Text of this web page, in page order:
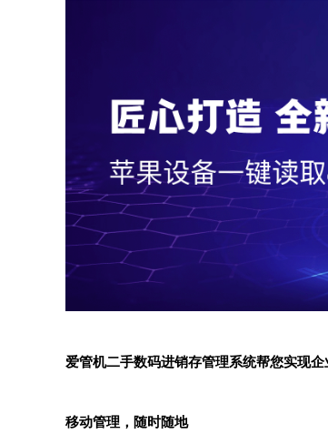
爱管机二手数码进销存管理系统帮您实现
移动管理，随时随地